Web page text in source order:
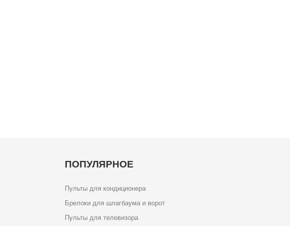
ПОПУЛЯРНОЕ
Пульты для кондиционера
Брелоки для шлагбаума и ворот
Пульты для телевизора